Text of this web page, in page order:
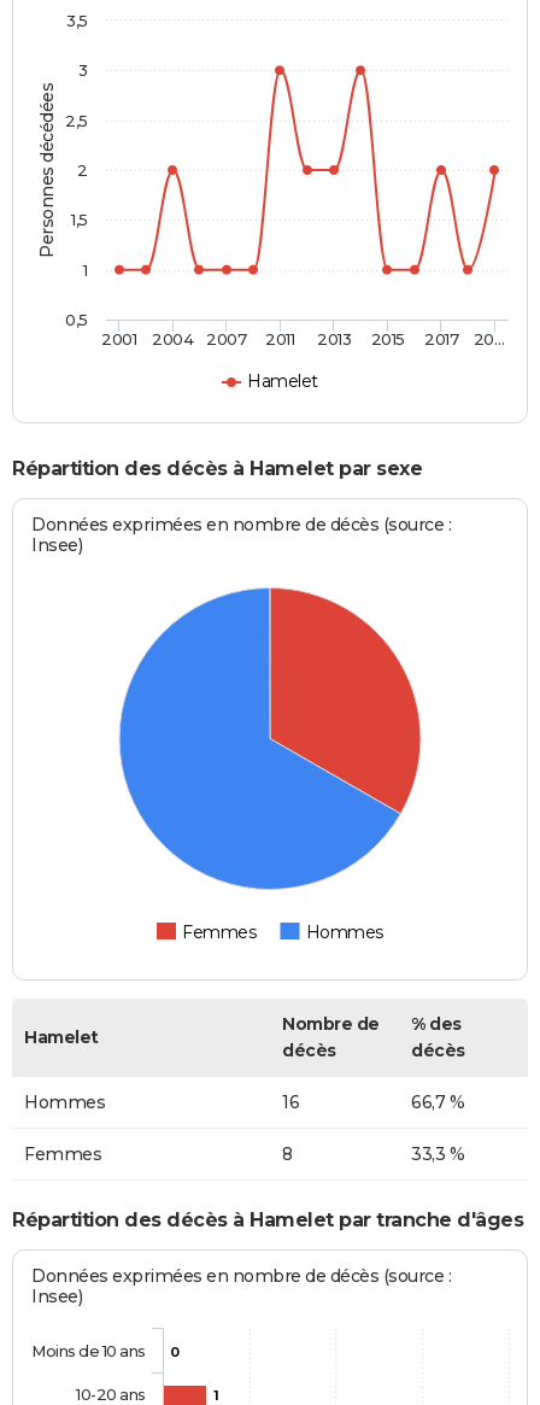
Personnes décédées
Hamelet
2001 2004 2007 2011 2013 2015 2017 20…
0,5
1
1,5
2
2,5
3
3,5
Répartition des décès à Hamelet par sexe
Données exprimées en nombre de décès (source :
Insee)
Femmes Hommes
Hamelet
Nombre de
décès
% des
décès
Hommes 16 66,7 %
Femmes 8 33,3 %
Répartition des décès à Hamelet par tranche d'âges
Données exprimées en nombre de décès (source :
Insee)
0
1
Moins de 10 ans
10-20 ans